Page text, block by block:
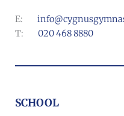
E:
T: 020 468 8880
SCHOOL